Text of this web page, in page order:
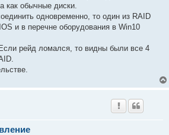
как обычные диски.
одновременно, то один из RAID
и в перечне оборудования в Win10
рейд ломался, то видны были все 4